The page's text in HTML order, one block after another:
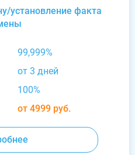
установление факта
99,999%
от 3 дней
100%
от 4999 руб.